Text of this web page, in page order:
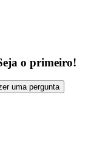
o primeiro!
uma pergunta